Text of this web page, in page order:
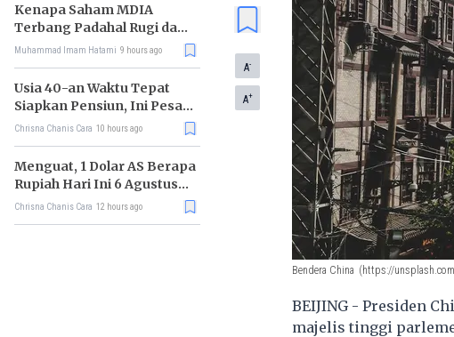
Kenapa Saham MDIA
Terbang Padahal Rugi dan
Terlilit Utang?
Muhammad Imam Hatami 9 hours ago
Usia 40-an Waktu Tepat
Siapkan Pensiun, Ini Pesan
Rhenald Kasali
Chrisna Chanis Cara 10 hours ago
Menguat, 1 Dolar AS Berapa
Rupiah Hari Ini 6 Agustus
2026?
Chrisna Chanis Cara 12 hours ago
A-
A+
Bendera China (https://
BEIJING - Presiden
majelis tinggi